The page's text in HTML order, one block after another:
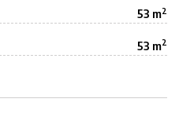
53 m2
53 m2